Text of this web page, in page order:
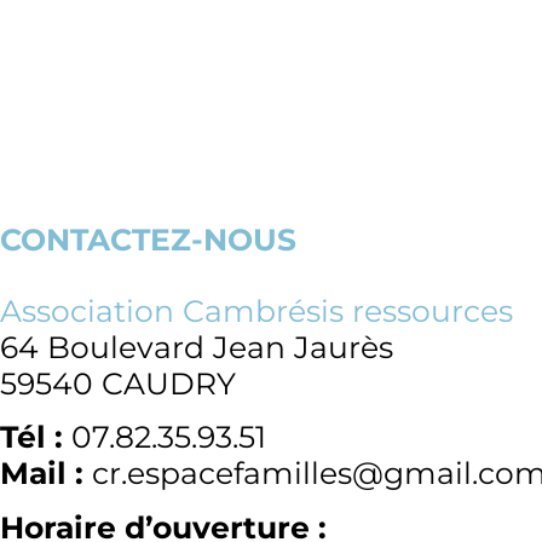
CONTACTEZ-NOUS
Association Cambrésis ressources
64 Boulevard Jean Jaurès
59540 CAUDRY
Tél : 07.82.35.93.51
Mail :
Horaire d’ouverture :